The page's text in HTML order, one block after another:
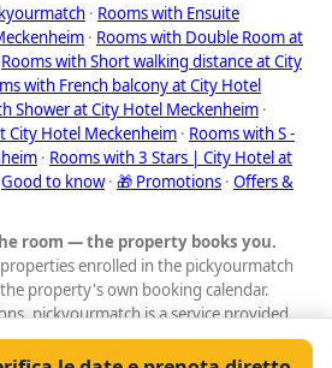
· Rooms with Ensuite
· Rooms with Double Room at
Rooms with Short walking distance at City
with French balcony at City Hotel
Shower at City Hotel Meckenheim ·
City Hotel Meckenheim · Rooms with S -
· Rooms with 3 Stars | City Hotel at
Good to know· 🎁 Promotions · Offers &
room — the property books you.
enrolled in the pickyourmatch
property's own booking calendar.
pickyourmatch is a service provided